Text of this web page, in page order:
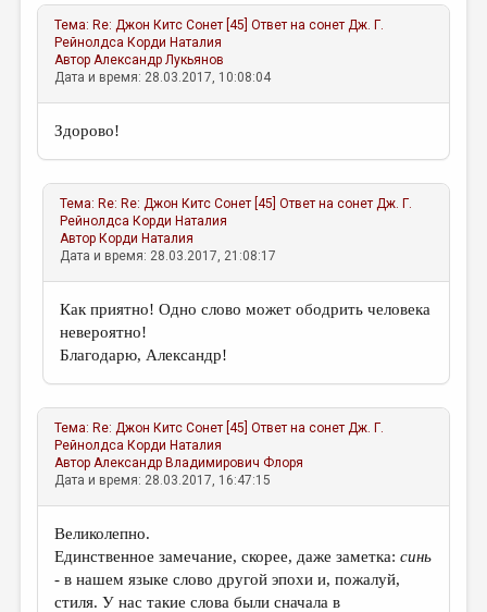
Тема: Re: Джон Китс Сонет [45] Ответ на сонет Дж. Г.
Рейнолдса Корди Наталия
АвторАлександр Лукьянов
Дата и время: 28.03.2017, 10:08:04
Здорово!
Тема: Re: Re: Джон Китс Сонет [45] Ответ на сонет Дж. Г.
Рейнолдса Корди Наталия
Автор Корди Наталия
Дата и время: 28.03.2017, 21:08:17
Как приятно! Одно слово может ободрить человека
невероятно!
Благодарю, Александр!
Тема: Re: Джон Китс Сонет [45] Ответ на сонет Дж. Г.
Рейнолдса Корди Наталия
АвторАлександр Владимирович Флоря
Дата и время: 28.03.2017, 16:47:15
Великолепно.
Единственное замечание, скорее, даже заметка:синь
- в нашем языке слово другой эпохи и, пожалуй,
стиля. У нас такие слова были сначала в